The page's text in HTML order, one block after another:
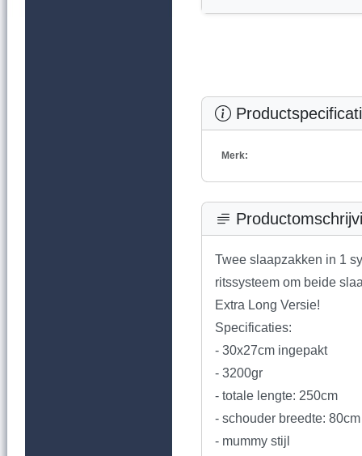
Merk:
Twee slaapzakken in 1
ritssysteem om beide
Extra Long Versie!
Specificaties:
- 30x27cm ingepakt
- 3200gr
- totale lengte: 250cm
- schouder breedte: 80cm
- mummy stijl